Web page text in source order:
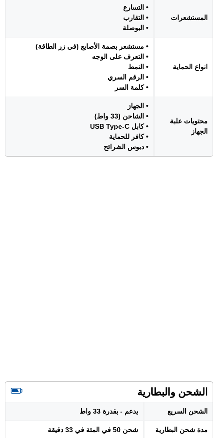
المستشعرات
• التسارع
• التقارب
• البوصلة
انواع الحماية
• مستشعر بصمة الأصابع (في زر الطاقة)
• التعرف على الوجه
• النمط
• الرقم السري
• كلمة السر
محتويات علبة
الجهاز
• الجهاز
• الشاحن (33 واط)
• كابل USB Type-C
• كافر للحماية
• دبوس الشرائح
الشحن والبطارية
الشحن السريع يدعم - بقدرة 33 واط
مدة شحن البطارية شحن 50 في المئة في 33 دقيقة